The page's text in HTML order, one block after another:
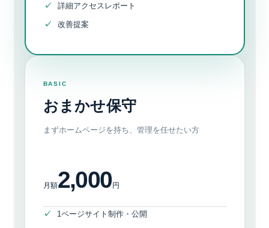
BASIC
おまかせ保守
まずホームページを持ち、管理を任せたい方
月額2,000 円
1ページサイト制作・公開
詳細アクセスレポート
改善提案